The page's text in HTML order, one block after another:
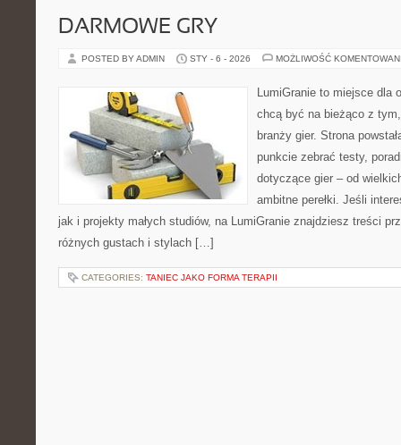
DARMOWE GRY
POSTED BY ADMIN STY - 6 - 2026 MOŻLIWOŚĆ
LumiGranie to miejsce dla
chcą być na bieżąco z
branży gier. Strona
punkcie zebrać testy,
dotyczące gier – od
ambitne perełki. Jeśli
jak i projekty małych studiów, na LumiGranie znajdziesz treści
różnych gustach i stylach […]
CATEGORIES: TANIEC JAKO FORMA TERAPII